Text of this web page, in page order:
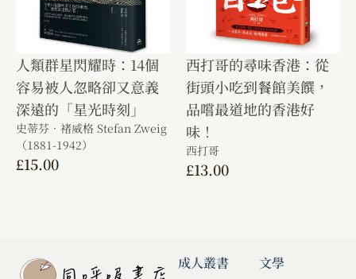
人類群星閃耀時：14個
容易被人忽略卻又意義
深遠的「星光時刻」
史蒂芬．褚威格 Stefan Zweig
（1881-1942）
£15.00
西打哥的尋味香港：從
街頭小吃到餐館美饌，
品嚐最道地的香港好
味！
西打哥
£13.00
成人叢書
文學